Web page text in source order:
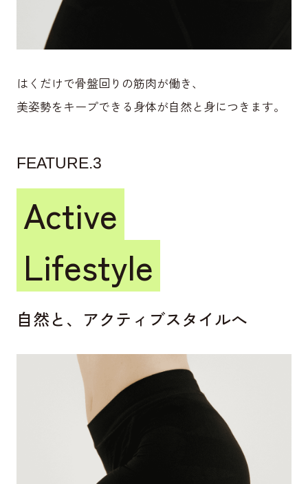
はくだけで骨盤回りの筋肉が働き、
美姿勢をキープできる身体が自然と身につきます。
FEATURE.3
Active
Lifestyle
自然と、アクティブスタイルへ